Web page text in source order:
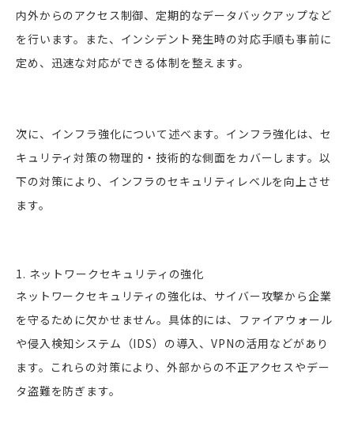
内外からのアクセス制御、定期的なデータバックアップなど
を行います。また、インシデント発生時の対応手順も事前に
定め、迅速な対応ができる体制を整えます。
次に、インフラ強化について述べます。インフラ強化は、セ
キュリティ対策の物理的・技術的な側面をカバーします。以
下の対策により、インフラのセキュリティレベルを向上させ
ます。
1. ネットワークセキュリティの強化
ネットワークセキュリティの強化は、サイバー攻撃から企業
を守るために欠かせません。具体的には、ファイアウォール
や侵入検知システム（IDS）の導入、VPNの活用などがあり
ます。これらの対策により、外部からの不正アクセスやデー
タ盗難を防ぎます。